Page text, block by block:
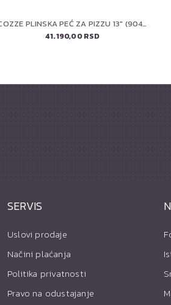
COZZE PLINSKA PEĆ ZA PIZZU 13" (90430) CLASSIC
41.190,00 RSD
SERVIS
Uslovi prodaje
Načini plaćanja
Politika privatnosti
Pravo na odustajanje